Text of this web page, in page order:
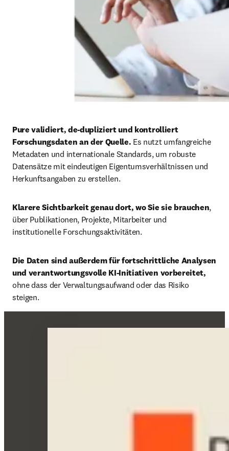
Pure validiert, de-dupliziert und kontrolliert
Forschungsdaten an der Quelle. Es nutzt umfangreiche
Metadaten und internationale Standards, um robuste
Datensätze mit eindeutigen Eigentumsverhältnissen und
Herkunftsangaben zu erstellen.
Klarere Sichtbarkeit genau dort, wo Sie sie brauchen,
über Publikationen, Projekte, Mitarbeiter und
institutionelle Forschungsaktivitäten.
Die Daten sind außerdem für fortschrittliche Analysen
ohne dass der Verwaltungsaufwand oder das Risiko
steigen.